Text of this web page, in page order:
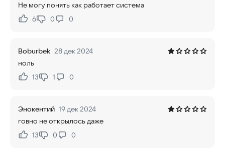
Не могу понять как работает система
Нравится:
6Не нравится:
0 0
Boburbek 28 дек 2024
ноль
Нравится:
13Не нравится:
1 0
Энокентий 19 дек 2024
говно не открылось даже
Нравится:
13Не нравится:
0 0